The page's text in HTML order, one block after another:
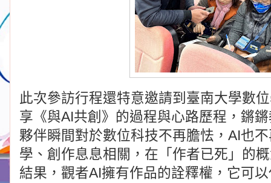
此次參訪行程還特意邀請到臺南大學數
享《與AI共創》的過程與心路歷程，鏘
夥伴瞬間對於數位科技不再膽怯，AI也
學、創作息息相關，在「作者已死」的
結果，觀者AI擁有作品的詮釋權，它可